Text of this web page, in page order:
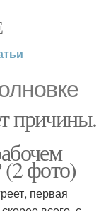
причины.
(2 фото)
первая